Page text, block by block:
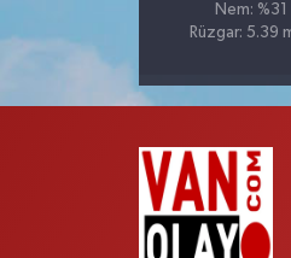
Nem: %31
Rüzgar: 5.39